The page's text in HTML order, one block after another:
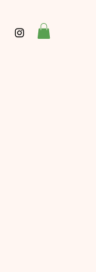
Contact Mentions